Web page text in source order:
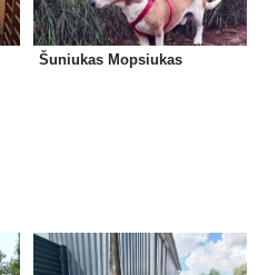
Šuniukas Mopsiukas